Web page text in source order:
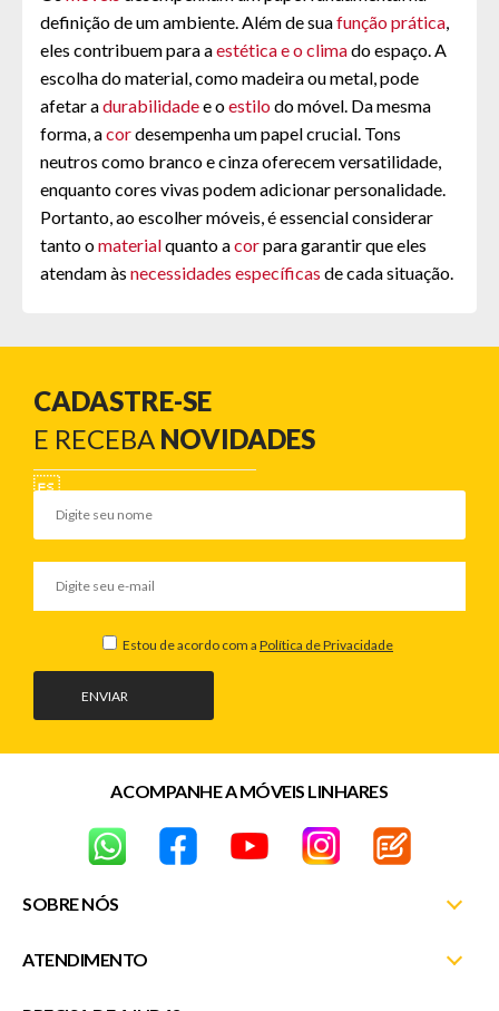
definição de um ambiente. Além de suafunção prática
eles contribuem para aestética e o climado espaço. A
escolha do material, como madeira ou metal, pode
afetar adurabilidadee oestilodo móvel. Da mesma
forma, acordesempenha um papel crucial. Tons
neutros como branco e cinza oferecem versatilidade,
enquanto cores vivas podem adicionar personalidade.
Portanto, ao escolher móveis, é essencial considerar
tanto omaterialquanto acorpara garantir que eles
atendam às necessidades específicas de cada situação.
CADASTRE-SE
E RECEBA NOVIDADES
ENVIAR
Estou de acordo com a Política de Privacidade
SOBRE NÓS
Nossas Lojas
ATENDIMENTO
ACOMPANHE A MÓVEIS LINHARES